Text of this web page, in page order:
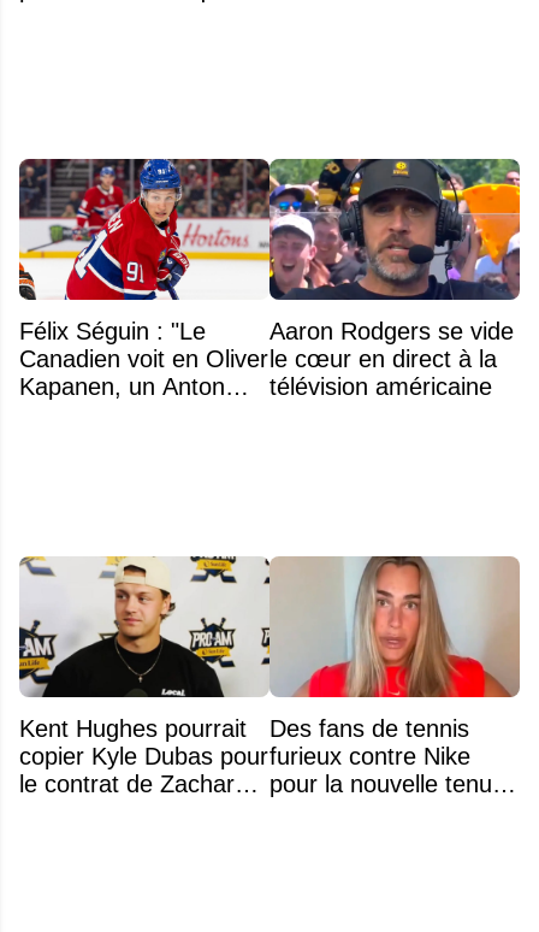
Félix Séguin : "Le
Canadien voit en Oliver
Kapanen, un Anton
Aaron Rodgers se vide
le cœur en direct à la
télévision américaine
Kent Hughes pourrait
copier Kyle Dubas pour
le contrat de Zachary
Des fans de tennis
furieux contre Nike
pour la nouvelle tenue